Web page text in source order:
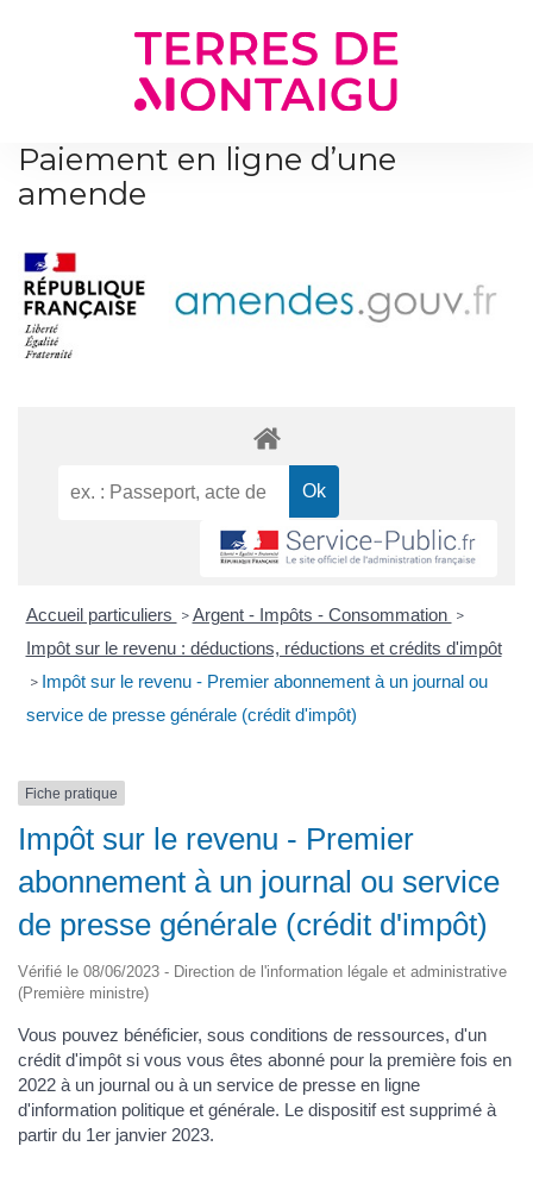
Paiement en ligne d’une
amende
Accueil particuliers > Argent - Impôts - Consommation >
Impôt sur le revenu : déductions, réductions et crédits d'impôt
> Impôt sur le revenu - Premier abonnement à un journal ou
service de presse générale (crédit d'impôt)
Fiche pratique
Impôt sur le revenu - Premier
abonnement à un journal ou service
de presse générale (crédit d'impôt)
Vérifié le 08/06/2023 - Direction de l'information légale et administrative
(Première ministre)
Vous pouvez bénéficier, sous conditions de ressources, d'un
crédit d'impôt si vous vous êtes abonné pour la première fois en
2022 à un journal ou à un service de presse en ligne
d'information politique et générale. Le dispositif est supprimé à
partir du 1er janvier 2023.